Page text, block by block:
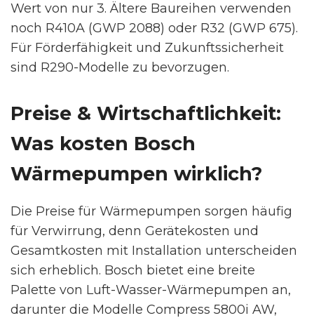
Wert von nur 3. Ältere Baureihen verwenden
noch R410A (GWP 2088) oder R32 (GWP 675).
Für Förderfähigkeit und Zukunftssicherheit
sind R290-Modelle zu bevorzugen.
Preise & Wirtschaftlichkeit:
Was kosten Bosch
Wärmepumpen wirklich?
Die Preise für Wärmepumpen sorgen häufig
für Verwirrung, denn Gerätekosten und
Gesamtkosten mit Installation unterscheiden
sich erheblich. Bosch bietet eine breite
Palette von Luft-Wasser-Wärmepumpen an,
darunter die Modelle Compress 5800i AW,